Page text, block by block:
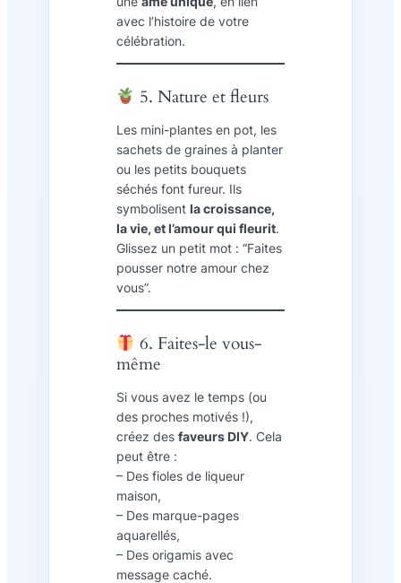
avec l’histoire de votre
célébration.
5. Nature et fleurs
Les mini-plantes en pot, les
sachets de graines à planter
ou les petits bouquets
séchés font fureur. Ils
symbolisent la croissance,
la vie, et l’amour qui fleurit.
Glissez un petit mot : “Faites
pousser notre amour chez
vous”.
6. Faites-le vous-
même
Si vous avez le temps (ou
des proches motivés !),
créez des faveurs DIY. Cela
peut être :
– Des fioles de liqueur
maison,
– Des marque-pages
aquarellés,
– Des origamis avec
message caché.